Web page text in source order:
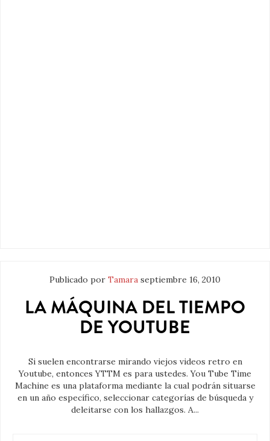
Publicado por Tamara septiembre 16, 2010
LA MÁQUINA DEL TIEMPO
DE YOUTUBE
Si suelen encontrarse mirando viejos videos retro en
Youtube, entonces YTTM es para ustedes. You Tube Time
Machine es una plataforma mediante la cual podrán situarse
en un año específico, seleccionar categorías de búsqueda y
deleitarse con los hallazgos. A...